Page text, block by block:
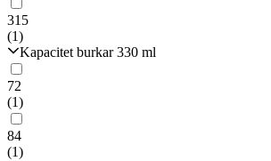
315
(1)
Kapacitet burkar 330 ml
72
(1)
84
(1)